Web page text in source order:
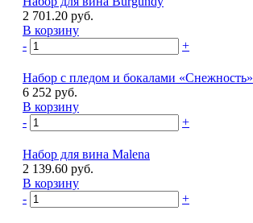
2 701.20 руб.
В корзину
-
+
Набор с пледом и бокалами «Снежность»
6 252 руб.
В корзину
-
+
Набор для вина Malena
2 139.60 руб.
В корзину
-
+